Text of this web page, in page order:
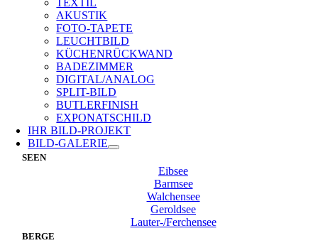
TEXTIL
AKUSTIK
FOTO-TAPETE
LEUCHTBILD
KÜCHENRÜCKWAND
BADEZIMMER
DIGITAL/ANALOG
SPLIT-BILD
BUTLERFINISH
EXPONATSCHILD
IHR BILD-PROJEKT
BILD-GALERIE
SEEN
Eibsee
Barmsee
Walchensee
Geroldsee
Lauter-/Ferchensee
BERGE